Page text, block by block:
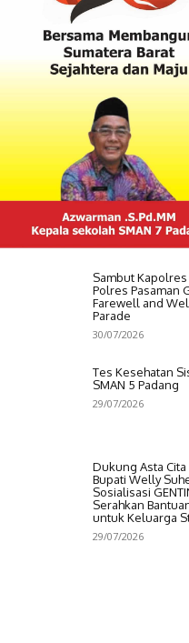
Sambut Kapolres
Polres Pasaman
Farewell and
Parade
30/07/2026
Tes Kesehatan
SMAN 5 Padang
29/07/2026
Dukung Asta Cita
Bupati Welly
Sosialisasi
Serahkan
untuk Keluarga
29/07/2026